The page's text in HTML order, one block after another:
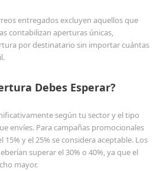
entregados excluyen aquellos que
contabilizan aperturas únicas,
por destinatario sin importar cuántas
Debes Esperar?
según tu sector y el tipo
envíes. Para campañas promocionales
15% y el 25% se considera aceptable. Los
superar el 30% o 40%, ya que el
mayor.